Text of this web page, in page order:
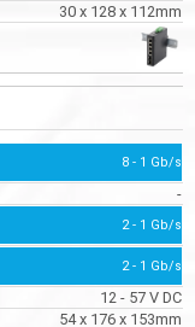
30 x 128 x 112mm
8 - 1 Gb/s
-
2 - 1 Gb/s
2 - 1 Gb/s
12 - 57 V DC
54 x 176 x 153mm